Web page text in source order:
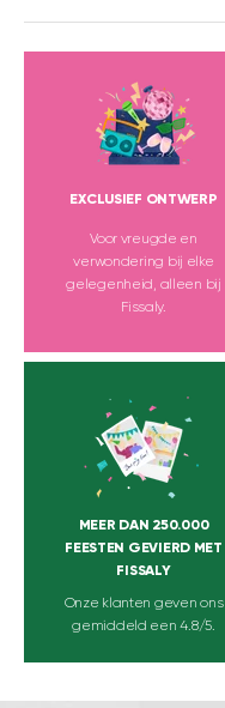
EXCLUSIEF ONTWERP
Voor vreugde en
verwondering bij elke
gelegenheid, alleen bij
Fissaly.
MEER DAN 250.000
FEESTEN GEVIERD MET
FISSALY
Onze klanten geven ons
gemiddeld een 4.8/5.